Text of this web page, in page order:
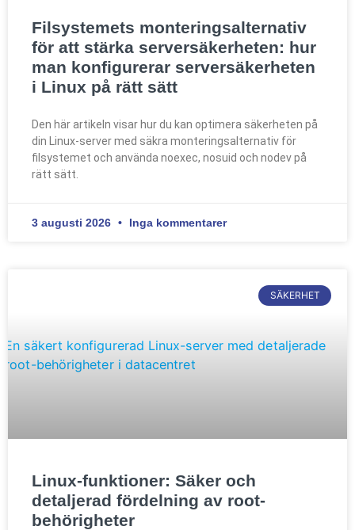
Filsystemets monteringsalternativ
för att stärka serversäkerheten: hur
man konfigurerar serversäkerheten
i Linux på rätt sätt
Den här artikeln visar hur du kan optimera säkerheten på
din Linux-server med säkra monteringsalternativ för
filsystemet och använda noexec, nosuid och nodev på
rätt sätt.
3 augusti 2026 Inga kommentarer
SÄKERHET
Linux-funktioner: Säker och
detaljerad fördelning av root-
behörigheter